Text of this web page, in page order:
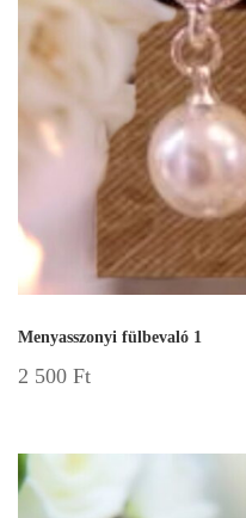
Menyasszonyi fülbevaló 1
2 500 Ft